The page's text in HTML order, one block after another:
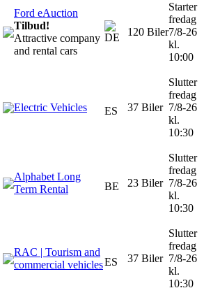
Ford eAuction
Tilbud!
Attractive company
and rental cars
DE 120 Biler
Starter
fredag
7/8-26
kl.
10:00
Electric Vehicles ES 37 Biler
Slutter
fredag
7/8-26
kl.
10:30
Alphabet Long
Term Rental
BE 23 Biler
Slutter
fredag
7/8-26
kl.
10:30
RAC | Tourism and
commercial vehiclesES 37 Biler
Slutter
fredag
7/8-26
kl.
10:30